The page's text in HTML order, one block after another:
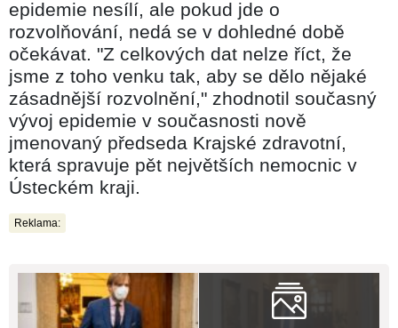
epidemie nesílí, ale pokud jde o
rozvolňování, nedá se v dohledné době
očekávat. "Z celkových dat nelze říct, že
jsme z toho venku tak, aby se dělo nějaké
zásadnější rozvolnění," zhodnotil současný
vývoj epidemie v současnosti nově
jmenovaný předseda Krajské zdravotní,
která spravuje pět největších nemocnic v
Ústeckém kraji.
Reklama: